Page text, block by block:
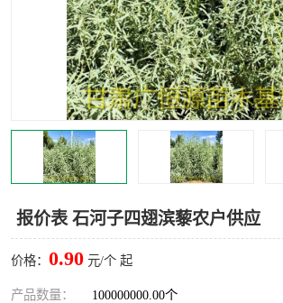
报价表 石河子四翅滨藜农户供应
价格： 0.90 元/个 起
产品数量： 100000000.00个
砂生槐 四翅滨藜